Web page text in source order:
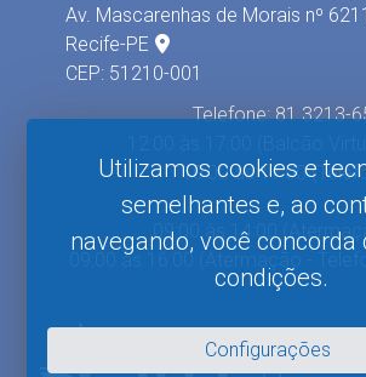
Av. Mascarenhas de Morais nº
Recife-PE
CEP: 51210-001
Telefone: 81 3213-
10:00 às 17:00
09:00 às 14:00
09:00 às 16:00 (Atermação -
Utilizamos cookies e
semelhantes e, ao
navegando, você concorda
condições.
Configurações